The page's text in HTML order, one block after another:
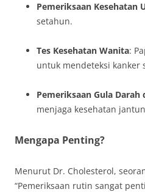
Pemeriksaan Kesehatan
setahun.
Tes Kesehatan Wanita:
untuk mendeteksi kanker
Pemeriksaan Gula Darah
menjaga kesehatan
Mengapa Penting?
Menurut Dr. Cholesterol,
“Pemeriksaan rutin sangat